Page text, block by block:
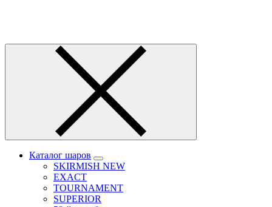
Каталог шаров
SKIRMISH NEW
EXACT
TOURNAMENT
SUPERIOR